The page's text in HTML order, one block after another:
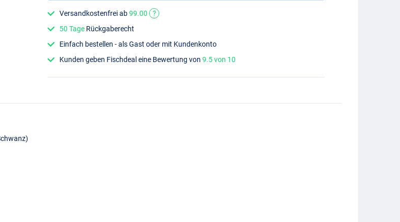
Versandkostenfrei ab99.00
?
50 Tage Rückgaberecht
Einfach bestellen - als Gast oder mit Kundenkonto
Kunden geben Fischdeal eine Bewertung von9.5 von 10